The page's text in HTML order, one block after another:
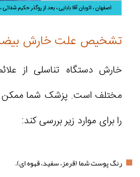
تشخیص علت خارش
خارش دستگاه تناسلی از
مختلف است. پزشک شما
را برای موارد زیر بررسی کند:
رنگ پوست شما (قرمز، سفید، قهوه ای).